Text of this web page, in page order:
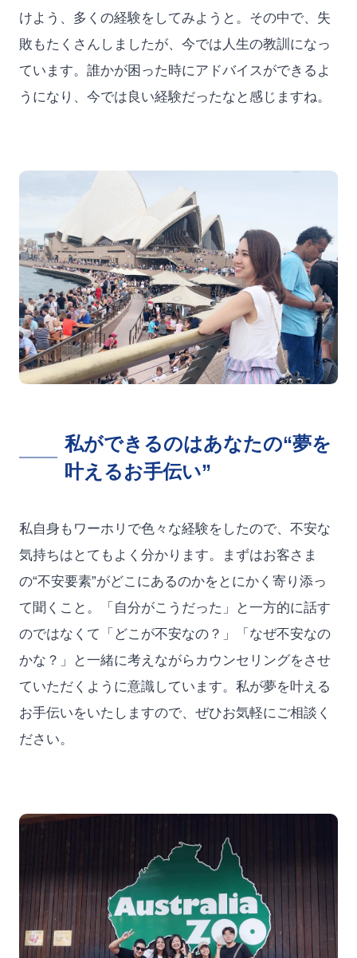
けよう、多くの経験をしてみようと。その中で、失
敗もたくさんしましたが、今では人生の教訓になっ
ています。誰かが困った時にアドバイスができるよ
うになり、今では良い経験だったなと感じますね。
私ができるのはあなたの“夢を
叶えるお手伝い”
私自身もワーホリで色々な経験をしたので、不安な
気持ちはとてもよく分かります。まずはお客さま
の“不安要素”がどこにあるのかをとにかく寄り添っ
て聞くこと。「自分がこうだった」と一方的に話す
のではなくて「どこが不安なの？」「なぜ不安なの
かな？」と一緒に考えながらカウンセリングをさせ
ていただくように意識しています。私が夢を叶える
お手伝いをいたしますので、ぜひお気軽にご相談く
ださい。